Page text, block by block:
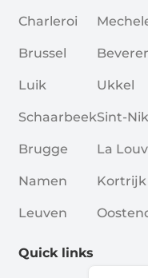
Charleroi
Brussel
Luik
Schaarbeek
Brugge
Namen
Leuven
Ukkel
Sint-
La
Kortrijk
Quick links